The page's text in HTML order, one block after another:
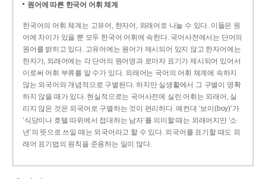
원어에 따른 한국어 어휘 체계
한국어의 어휘 체계는 고유어, 한자어, 외래어로 나눌 수 있다. 이들은 원
어에 차이가 있을 뿐 모두 한국어 어휘에 속한다. 국어사전에서는 단어의
원어를 밝히고 있다. 고유어에는 원어가 제시되어 있지 않고 한자어에는
한자가, 외래어에는 각 단어의 원어명과 로마자 표기가 제시되어 있어서
이로써 어휘 부류를 알 수가 있다. 외래어는 국어의 어휘 체계에 속하지
않는 외국어와 개념적으로 구별된다. 하지만 실생활에서 그 구별이 명확
하지 않을 때가 있다. 현실적으로는 국어사전에 실린 어휘는 외래어, 실
리지 않은 것은 외국어로 구별하는 것이 편리하다. 예컨대 ‘보이(boy)’가
‘식당이나 호텔 따위에서 접대하는 남자’를 의미할 때는 외래어지만 ‘소
년’의 뜻으로 쓰일 때는 외국어라고 할 수 있다. 외국어를 표기할 때도 외
래어 표기법의 원칙을 준용하는 일이 많다.